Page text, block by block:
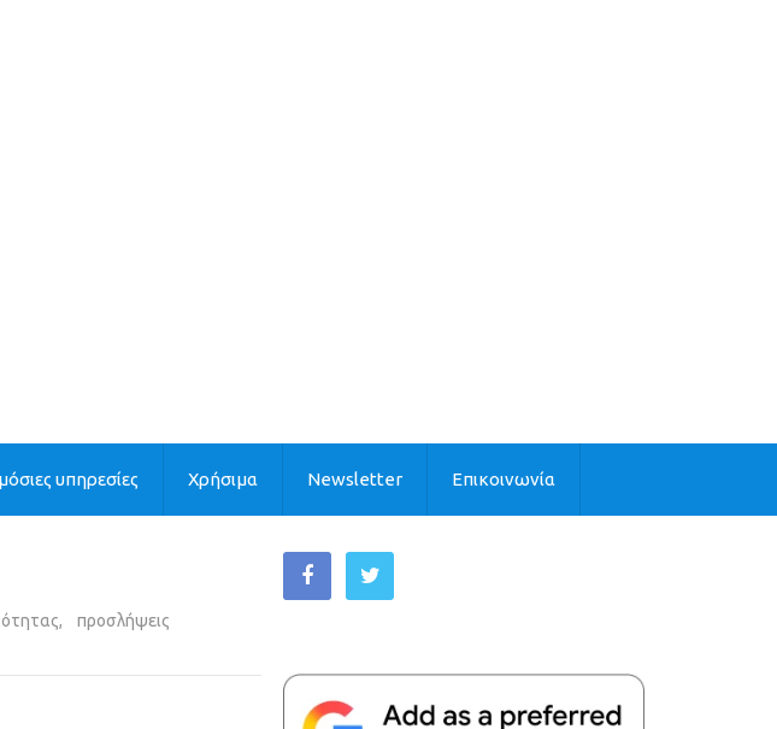
υπηρεσίες Χρήσιμα Newsletter Επικοινωνία
,
προσλήψεις